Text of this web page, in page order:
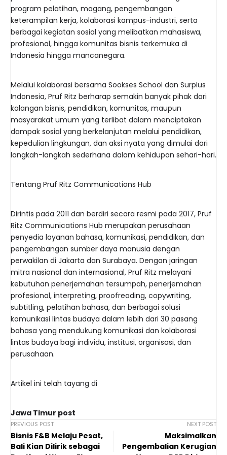
program pelatihan, magang, pengembangan
keterampilan kerja, kolaborasi kampus-industri, serta
berbagai kegiatan sosial yang melibatkan mahasiswa,
profesional, hingga komunitas bisnis terkemuka di
Indonesia hingga mancanegara.
Melalui kolaborasi bersama Sookses School dan Surplus
Indonesia, Pruf Ritz berharap semakin banyak pihak dari
kalangan bisnis, pendidikan, komunitas, maupun
masyarakat umum yang terlibat dalam menciptakan
dampak sosial yang berkelanjutan melalui pendidikan,
kepedulian lingkungan, dan aksi nyata yang dimulai dari
langkah-langkah sederhana dalam kehidupan sehari-hari.
Tentang Pruf Ritz Communications Hub
Dirintis pada 2011 dan berdiri secara resmi pada 2017, Pruf
Ritz Communications Hub merupakan perusahaan
penyedia layanan bahasa, komunikasi, pendidikan, dan
pengembangan sumber daya manusia dengan
perwakilan di Jakarta dan Surabaya. Dengan jaringan
mitra nasional dan internasional, Pruf Ritz melayani
kebutuhan penerjemahan tersumpah, penerjemahan
profesional, interpreting, proofreading, copywriting,
subtitling, pelatihan bahasa, dan berbagai solusi
komunikasi lintas budaya dalam lebih dari 30 pasang
bahasa yang mendukung komunikasi dan kolaborasi
lintas budaya bagi individu, institusi, organisasi, dan
perusahaan.
Artikel ini telah tayang di
Jawa Timur post
PREVIOUS POST
Bisnis F&B Melaju Pesat,
Bali Kian Dilirik sebagai
NEXT POST
Maksimalkan
Pengembalian Kerugian